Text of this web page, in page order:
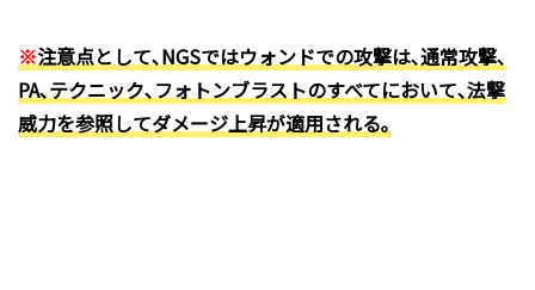
※注意点として､NGSではウォンドでの攻撃は､通常攻撃､
PA､テクニック､フォトンブラストのすべてにおいて､法撃
威力を参照してダメージ上昇が適用される｡